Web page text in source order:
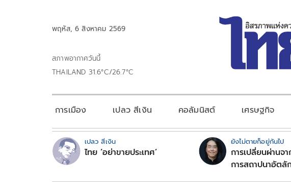
พฤหัส, 6 สิงหาคม 2569
สภาพอากาศวันนี้
THAILAND 31.6°C/26.7°C
การเมือง เปลว สีเงิน คอลัมนิสต์ เศรษฐกิจ
เปลว สีเงิน
ไทย ‘อย่าขายประเทศ’
ยังไม่ตายก็อยู่กันไป
การเปลี่ยนผ่านจา
การสถาปนาอัต